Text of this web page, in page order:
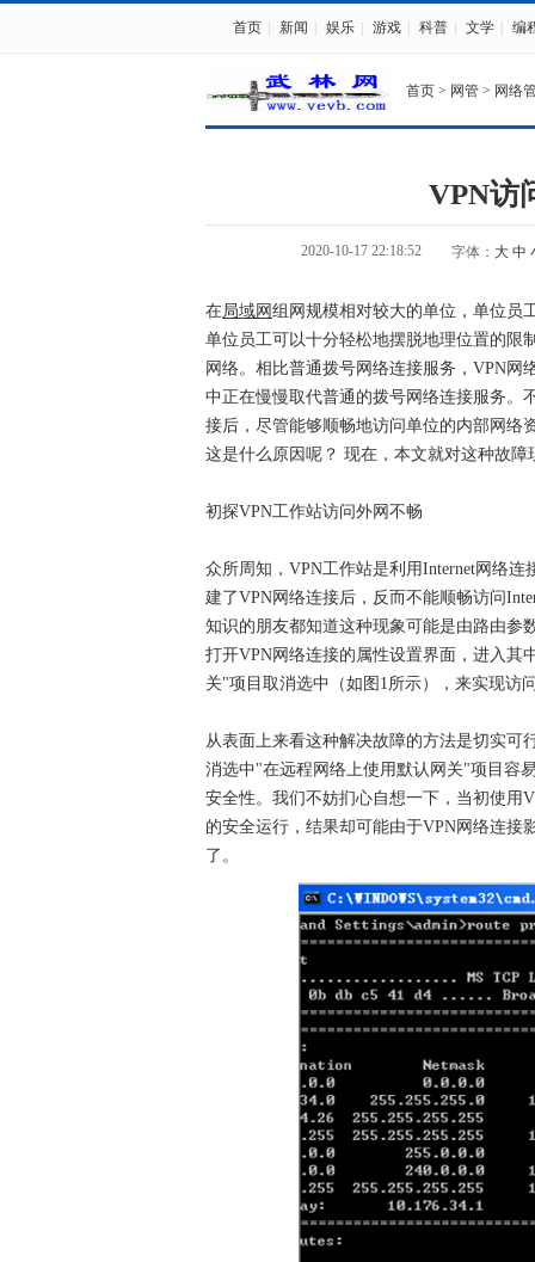
首页 新闻 娱乐 游戏 科普 文学 编
首页 > 网管 > 网络
VPN访
2020-10-17 22:18:52 字体： 大 中
在局域网 组网规模相对较大的单位，单位员
单位员工可以十分轻松地摆脱地理位置的限
网络。相比普通拨号网络连接服务，VPN
中正在慢慢取代普通的拨号网络连接服务。
接后，尽管能够顺畅地访问单位的内部网络
这是什么原因呢？ 现在，本文就对这种故
初探VPN工作站访问外网不畅
众所周知，VPN工作站是利用Internet网络
建了VPN网络连接后，反而不能顺畅访问
知识的朋友都知道这种现象可能是由路由参
打开VPN网络连接的属性设置界面，进入其
关"项目取消选中（如图1所示），来实现访
从表面上来看这种解决故障的方法是切实可
消选中"在远程网络上使用默认网关"项目容
安全性。我们不妨扪心自想一下，当初使用
的安全运行，结果却可能由于VPN网络连接
了。